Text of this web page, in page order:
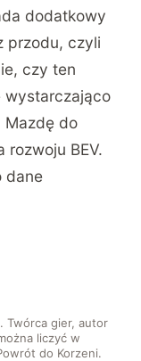
dodatkowy
przodu, czyli
czy ten
wystarczająco
Mazdę do
rozwoju BEV.
dane
Twórca gier, autor
liczyć w
do Korzeni.